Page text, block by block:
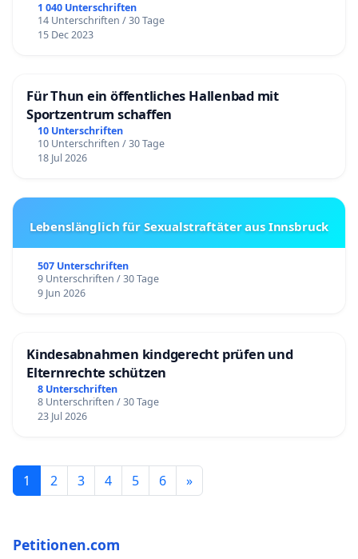
1 040 Unterschriften
14 Unterschriften / 30 Tage
15 Dec 2023
Für Thun ein öffentliches Hallenbad mit
Sportzentrum schaffen
10 Unterschriften
10 Unterschriften / 30 Tage
18 Jul 2026
Lebenslänglich für Sexualstraftäter aus Innsbruck
507 Unterschriften
9 Unterschriften / 30 Tage
9 Jun 2026
Kindesabnahmen kindgerecht prüfen und
Elternrechte schützen
8 Unterschriften
8 Unterschriften / 30 Tage
23 Jul 2026
1 2 3 4 5 6 »
Petitionen.com